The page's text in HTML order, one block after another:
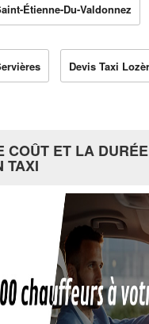
Étienne-Du-Valdonnez
Devis Taxi
COÛT ET LA
TAXI